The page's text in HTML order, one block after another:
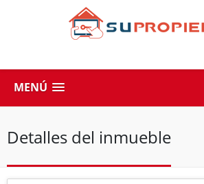
MENÚ
Detalles del inmueble